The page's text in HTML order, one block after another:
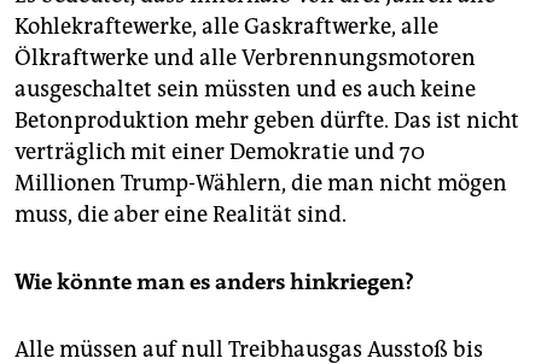
Kohlekraftewerke, alle Gaskraftwerke, alle
Ölkraftwerke und alle Verbrennungsmotoren
ausgeschaltet sein müssten und es auch keine
Betonproduktion mehr geben dürfte. Das ist nicht
verträglich mit einer Demokratie und 70
Millionen Trump-Wählern, die man nicht mögen
muss, die aber eine Realität sind.
Wie könnte man es anders hinkriegen?
Alle müssen auf null Treibhausgas Ausstoß bis